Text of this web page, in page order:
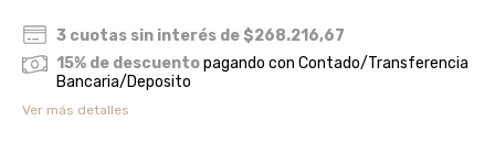
3 cuotas sin interés de $268.216,67
15% de descuentopagando con Contado/Transferencia
Bancaria/Deposito
Ver más detalles